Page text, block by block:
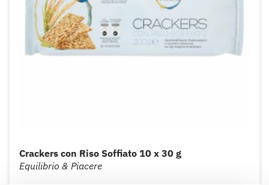
Crackers con Riso Soffiato 10 x 30 g
Equilibrio & Piacere